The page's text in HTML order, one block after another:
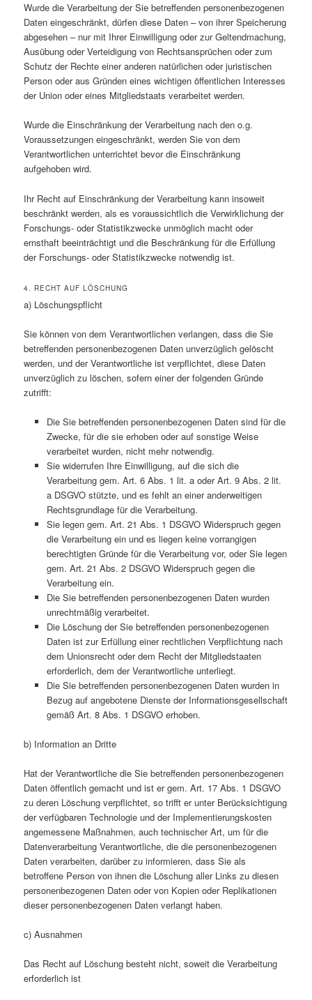
Wurde die Verarbeitung der Sie betreffenden personenbezogenen
Daten eingeschränkt, dürfen diese Daten – von ihrer Speicherung
abgesehen – nur mit Ihrer Einwilligung oder zur Geltendmachung,
Ausübung oder Verteidigung von Rechtsansprüchen oder zum
Schutz der Rechte einer anderen natürlichen oder juristischen
Person oder aus Gründen eines wichtigen öffentlichen Interesses
der Union oder eines Mitgliedstaats verarbeitet werden.
Wurde die Einschränkung der Verarbeitung nach den o.g.
Voraussetzungen eingeschränkt, werden Sie von dem
Verantwortlichen unterrichtet bevor die Einschränkung
aufgehoben wird.
Ihr Recht auf Einschränkung der Verarbeitung kann insoweit
beschränkt werden, als es voraussichtlich die Verwirklichung der
Forschungs- oder Statistikzwecke unmöglich macht oder
ernsthaft beeinträchtigt und die Beschränkung für die Erfüllung
der Forschungs- oder Statistikzwecke notwendig ist.
4. RECHT AUF LÖSCHUNG
a) Löschungspflicht
Sie können von dem Verantwortlichen verlangen, dass die Sie
betreffenden personenbezogenen Daten unverzüglich gelöscht
werden, und der Verantwortliche ist verpflichtet, diese Daten
unverzüglich zu löschen, sofern einer der folgenden Gründe
zutrifft:
Die Sie betreffenden personenbezogenen Daten sind für die
Zwecke, für die sie erhoben oder auf sonstige Weise
verarbeitet wurden, nicht mehr notwendig.
Sie widerrufen Ihre Einwilligung, auf die sich die
Verarbeitung gem. Art. 6 Abs. 1 lit. a oder Art. 9 Abs. 2 lit.
a DSGVO stützte, und es fehlt an einer anderweitigen
Rechtsgrundlage für die Verarbeitung.
Sie legen gem. Art. 21 Abs. 1 DSGVO Widerspruch gegen
die Verarbeitung ein und es liegen keine vorrangigen
berechtigten Gründe für die Verarbeitung vor, oder Sie legen
gem. Art. 21 Abs. 2 DSGVO Widerspruch gegen die
Verarbeitung ein.
Die Sie betreffenden personenbezogenen Daten wurden
unrechtmäßig verarbeitet.
Die Löschung der Sie betreffenden personenbezogenen
Daten ist zur Erfüllung einer rechtlichen Verpflichtung nach
dem Unionsrecht oder dem Recht der Mitgliedstaaten
erforderlich, dem der Verantwortliche unterliegt.
Die Sie betreffenden personenbezogenen Daten wurden in
Bezug auf angebotene Dienste der Informationsgesellschaft
gemäß Art. 8 Abs. 1 DSGVO erhoben.
b) Information an Dritte
Hat der Verantwortliche die Sie betreffenden personenbezogenen
Daten öffentlich gemacht und ist er gem. Art. 17 Abs. 1 DSGVO
zu deren Löschung verpflichtet, so trifft er unter Berücksichtigung
der verfügbaren Technologie und der Implementierungskosten
angemessene Maßnahmen, auch technischer Art, um für die
Datenverarbeitung Verantwortliche, die die personenbezogenen
Daten verarbeiten, darüber zu informieren, dass Sie als
betroffene Person von ihnen die Löschung aller Links zu diesen
personenbezogenen Daten oder von Kopien oder Replikationen
dieser personenbezogenen Daten verlangt haben.
c) Ausnahmen
Das Recht auf Löschung besteht nicht, soweit die Verarbeitung
erforderlich ist